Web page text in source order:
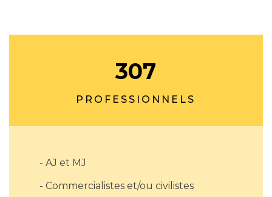
307
PROFESSIONNELS
- AJ et MJ
- Commercialistes et/ou civilistes